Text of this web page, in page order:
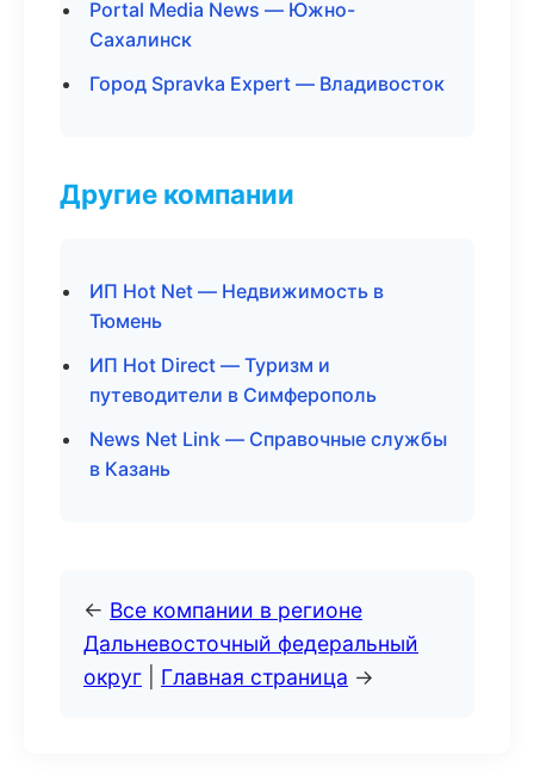
Portal Media News — Южно-
Сахалинск
Город Spravka Expert — Владивосток
Другие компании
ИП Hot Net — Недвижимость в
Тюмень
ИП Hot Direct — Туризм и
путеводители в Симферополь
News Net Link — Справочные службы
в Казань
← Все компании в регионе
Дальневосточный федеральный
округ
Главная страница →